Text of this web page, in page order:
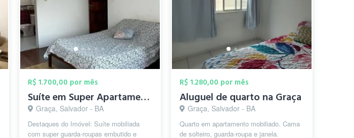
R$ 1.700,00 por mês
Suíte em Super Apartamento na Graça
Graça, Salvador - BA
Destaques do Imóvel: Suíte mobiliada
com super guarda-roupas embutido e
R$ 1.280,00 por mês
Aluguel de quarto na Graça
Graça, Salvador - BA
Quarto em apartamento mobiliado. Cama
de solteiro, guarda-roupa e janela.